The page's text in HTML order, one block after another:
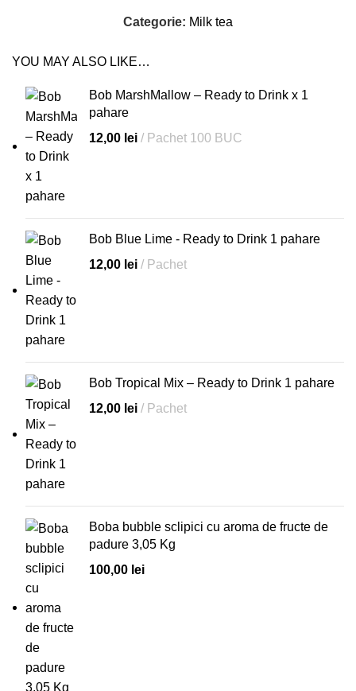
Categorie: Milk tea
YOU MAY ALSO LIKE…
Bob MarshMallow – Ready to Drink x 1
pahare
12,00 lei Pachet 100 BUC
Bob Blue Lime - Ready to Drink 1 pahare
12,00 lei Pachet
Bob Tropical Mix – Ready to Drink 1 pahare
12,00 lei Pachet
Boba bubble sclipici cu aroma de fructe de
padure 3,05 Kg
100,00 lei